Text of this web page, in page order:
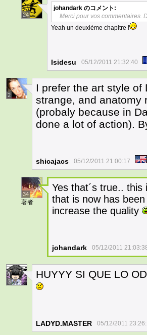
24
johandark のコメント:
Merci pour vos commentaires.
Yeah un deuxième chapitre !
Isidesu 05/12/2011 21:32:40
2
I prefer the art style of
strange, and anatomy
(probaly because in
done a lot of action).
shicajacs 05/12/2011 21:00:17
34
著者
Yes that´s true..
that is now has
increase the quality
johandark 05/12/2011
3
HUYYY SI QUE LO
LADYD.MASTER 05/12/2011